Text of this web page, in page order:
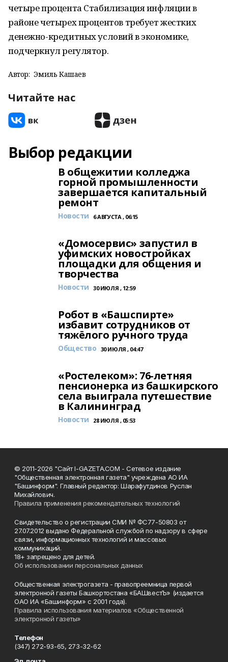
четыре процента Стабилизация инфляции в
районе четырех процентов требует жестких
денежно-кредитных условий в экономике,
подчеркнул регулятор.
Автор: Эмиль Кашаев
Читайте нас
Выбор редакции
В общежитии колледжа
горной промышленности
завершается капитальный
ремонт
Новости 6 АВГУСТА , 06:15
«Домосервис» запустил в
уфимских новостройках
площадки для общения и
творчества
Новости 30 ИЮЛЯ , 12:59
Робот в «Башспирте»
избавит сотрудников от
тяжёлого ручного труда
Общество 30 ИЮЛЯ , 04:47
«Ростелеком»: 76-летняя
пенсионерка из башкирского
села выиграла путешествие
в Калининград
Новости 28 ИЮЛЯ , 05:53
© 2011-2026 "Сайт I-GAZETA.COM - Сетевое издание
"Общественная электронная газета" учреждена АО ИА
"Башинформ". Главный редактор: Шарафутдинов Руслан
Михайлович.
Правила применения рекомендательных технологий
Свидетельство о регистрации СМИ № ФС77-50803 от
27.07.2012 выдано Федеральной службой по надзору в сфере
связи, информационных технологий и массовых
коммуникаций.
18+ запрещено для детей.
Об использовании персональных данных
Общественная электрогазета - правопреемница первой
электронной газеты Башкортостана «БАШвестЪ» (издается
ОАО ИА «Башинформ» с 2001 года).
Правила использования материалов «Общественной
электронной газеты»
Телефон
(347) 272-93-65, 273-32-62